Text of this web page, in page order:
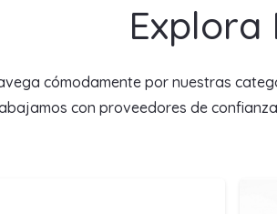
Explora
cómodamente por nuestras
con proveedores de